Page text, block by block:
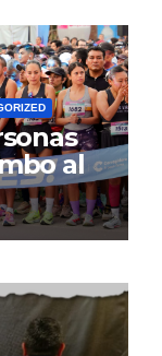
al